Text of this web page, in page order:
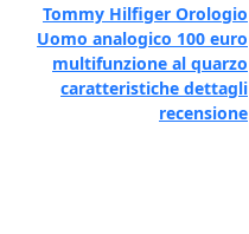
Tommy Hilfiger Orologio
Uomo analogico 100 euro
multifunzione al quarzo
caratteristiche dettagli
recensione